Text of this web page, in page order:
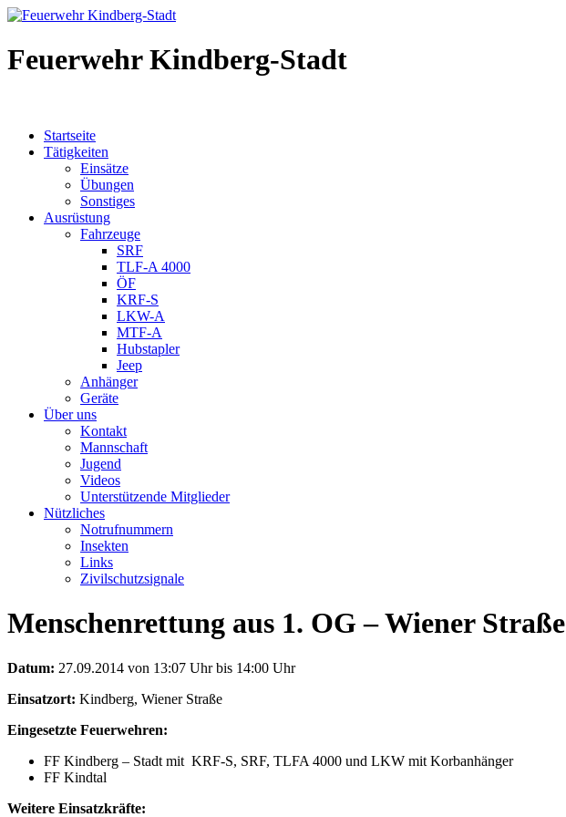
Feuerwehr Kindberg-Stadt
Startseite
Tätigkeiten
Einsätze
Übungen
Sonstiges
Ausrüstung
Fahrzeuge
SRF
TLF-A 4000
ÖF
KRF-S
LKW-A
MTF-A
Hubstapler
Jeep
Anhänger
Geräte
Über uns
Kontakt
Mannschaft
Jugend
Videos
Unterstützende Mitglieder
Nützliches
Notrufnummern
Insekten
Links
Zivilschutzsignale
Menschenrettung aus 1. OG – Wiener Straße
Datum: 27.09.2014 von 13:07 Uhr bis 14:00 Uhr
Einsatzort: Kindberg, Wiener Straße
Eingesetzte Feuerwehren:
FF Kindberg – Stadt mit KRF-S, SRF, TLFA 4000 und LKW mit Korbanhänger
FF Kindtal
Weitere Einsatzkräfte: